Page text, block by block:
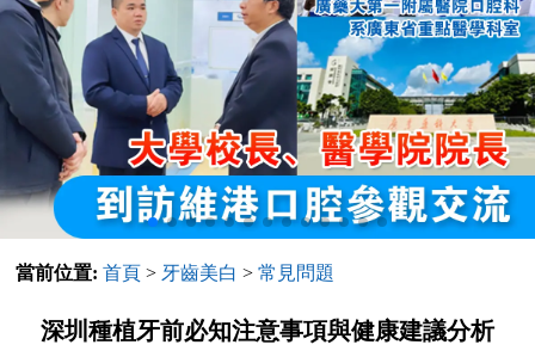
種植牙 dental implant
箍牙 orthodontics
收費標準 change standard
預約牙醫 contact us
當前位置: 首頁 > 牙齒美白 >常見問題
深圳種植牙前必知注意事項與健康建議分析